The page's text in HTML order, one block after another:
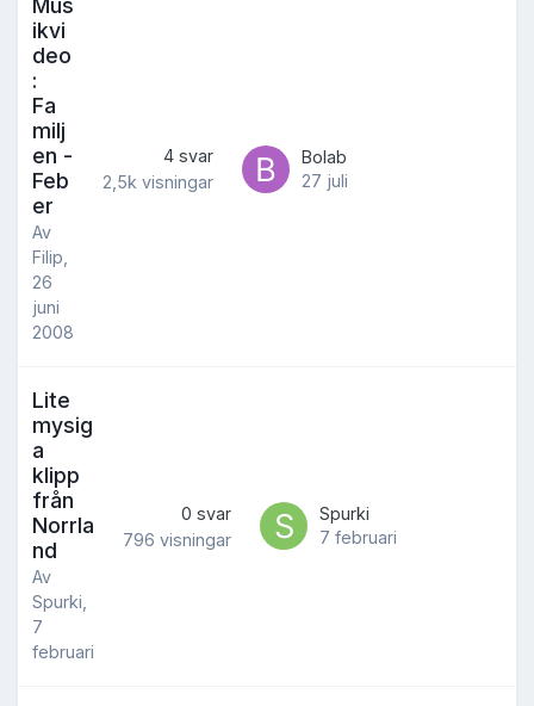
Mus
ikvi
deo
:
Fa
milj
en -
Feb
er
Av
Filip,
26
juni
2008
4 svar
2,5k visningar
Bolab
27 juli
Lite
mysig
a
klipp
från
Norrla
nd
Av
Spurki,
7
februari
0 svar
796 visningar
Spurki
7 februari